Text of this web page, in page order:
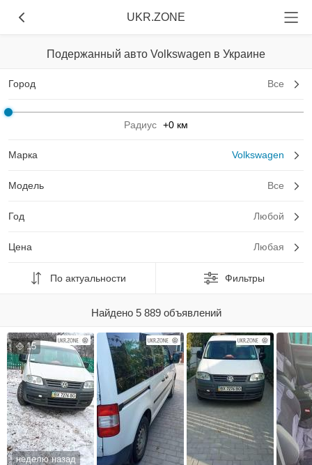
UKR.ZONE
Подержанный авто Volkswagen в Украине
Город Все
Радиус +0 км
Марка Volkswagen
Модель Все
Год Любой
Цена Любая
По актуальности Фильтры
Найдено 5 889 объявлений
15
неделю назад